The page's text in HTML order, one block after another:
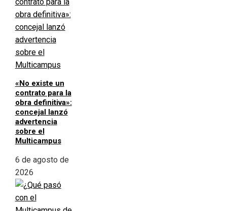
«No existe un
contrato para la
obra definitiva»:
concejal lanzó
advertencia
sobre el
Multicampus
6 de agosto de
2026